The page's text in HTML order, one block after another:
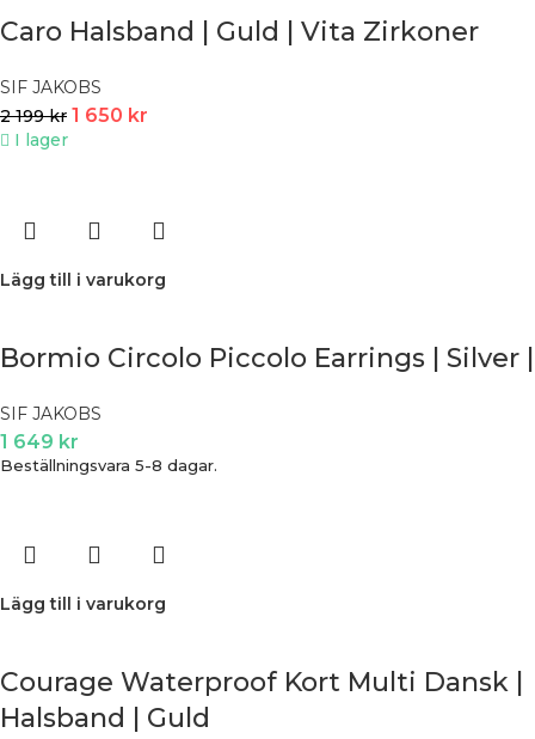
Caro Halsband | Guld | Vita Zirkoner
SIF JAKOBS
2 199kr 1 650 kr
I lager
Lägg till i varukorg
Bormio Circolo Piccolo Earrings | Silver |
SIF JAKOBS
1 649 kr
Beställningsvara 5-8 dagar.
Lägg till i varukorg
Courage Waterproof Kort Multi Dansk |
Halsband | Guld